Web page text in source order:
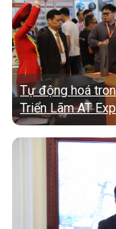
Tự động hoá
Triển Lãm AT